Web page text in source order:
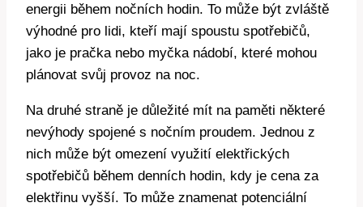
energii během nočních hodin. To může být zvláště
výhodné pro lidi, kteří mají spoustu spotřebičů,
jako je pračka nebo myčka nádobí, které mohou
plánovat svůj provoz na noc.
Na druhé straně je důležité mít na paměti některé
nevýhody spojené s nočním proudem. Jednou z
nich může být omezení využití elektřických
spotřebičů během denních hodin, kdy je cena za
elektřinu vyšší. To může znamenat potenciální